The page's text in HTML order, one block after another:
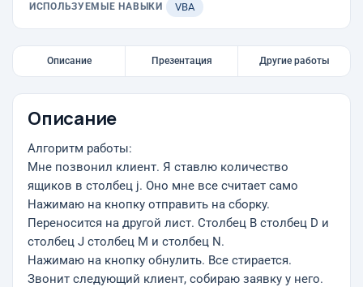
ИСПОЛЬЗУЕМЫЕ НАВЫКИ VBA
Описание Презентация Другие работы
Описание
Алгоритм работы:
Мне позвонил клиент. Я ставлю количество
ящиков в столбец j. Оно мне все считает само
Нажимаю на кнопку отправить на сборку.
Переносится на другой лист. Столбец В столбец D и
столбец J столбец М и столбец N.
Нажимаю на кнопку обнулить. Все стирается.
Звонит следующий клиент, собираю заявку у него.